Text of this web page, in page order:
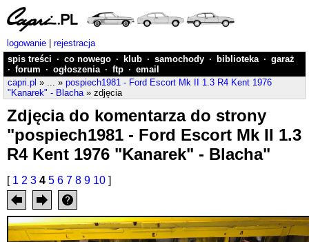
logowanie
rejestracja
spis treści · co nowego · klub · samochody · biblioteka · garaż
· forum · ogłoszenia · ftp · email
capri.pl » ... » pospiech1981 - Ford Escort Mk II 1.3 R4 Kent 1976
"Kanarek" - Blacha» zdjęcia
Zdjęcia do komentarza do strony
"pospiech1981 - Ford Escort Mk II 1.3
R4 Kent 1976 "Kanarek" - Blacha"
[ 1 2 3 4 5 6 7 8 9 10 ]